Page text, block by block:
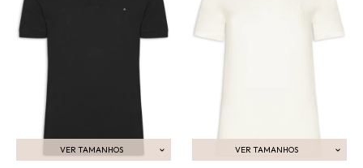
VER TAMANHOS
ADICIONAR AO CARRINHO
VER TAMANHOS
ADICIONAR AO CARRINHO